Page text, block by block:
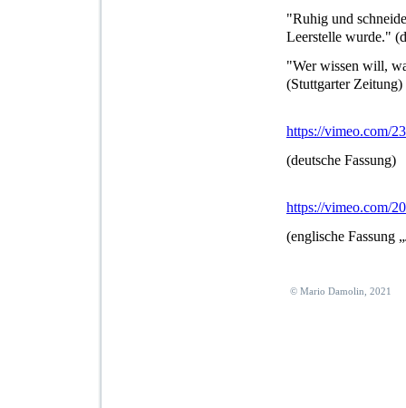
"Ruhig und
Leerstelle wurde."
"Wer wissen will,
(Stuttgarter Zeitung)
https://vimeo.com/
(deutsche Fassung)
https://vimeo.com/
(englische Fassung
© Mario Damolin, 2021